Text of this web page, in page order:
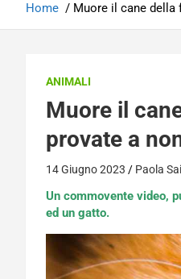
Home Muore il cane
ANIMALI
Muore il
provate a
14 Giugno 2023 Paola
Un commovente video,
ed un gatto.